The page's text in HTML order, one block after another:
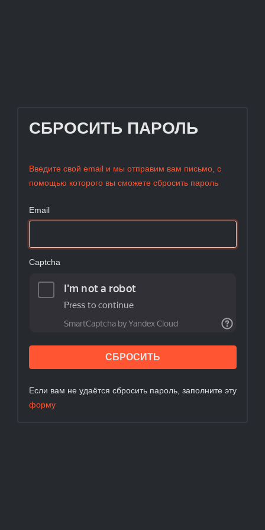
СБРОСИТЬ ПАРОЛЬ
Введите свой email и мы отправим вам письмо, с
помощью которого вы сможете сбросить пароль
Email
Captcha
СБРОСИТЬ
Если вам не удаётся сбросить пароль, заполните эту
форму